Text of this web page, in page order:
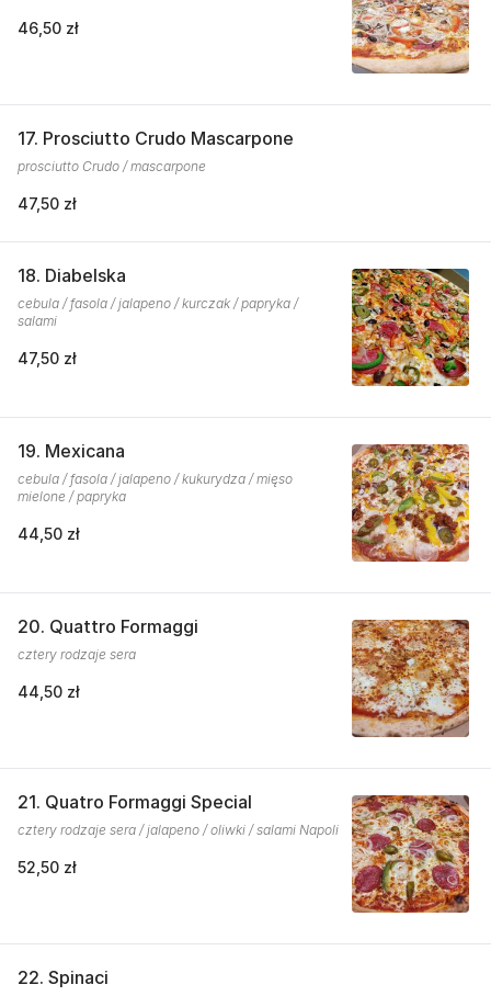
46,50 zł
17. Prosciutto Crudo Mascarpone
prosciutto Crudo / mascarpone
47,50 zł
18. Diabelska
cebula / fasola / jalapeno / kurczak / papryka /
salami
47,50 zł
19. Mexicana
cebula / fasola / jalapeno / kukurydza / mięso
mielone / papryka
44,50 zł
20. Quattro Formaggi
cztery rodzaje sera
44,50 zł
21. Quatro Formaggi Special
cztery rodzaje sera / jalapeno / oliwki / salami Napoli
52,50 zł
22. Spinaci